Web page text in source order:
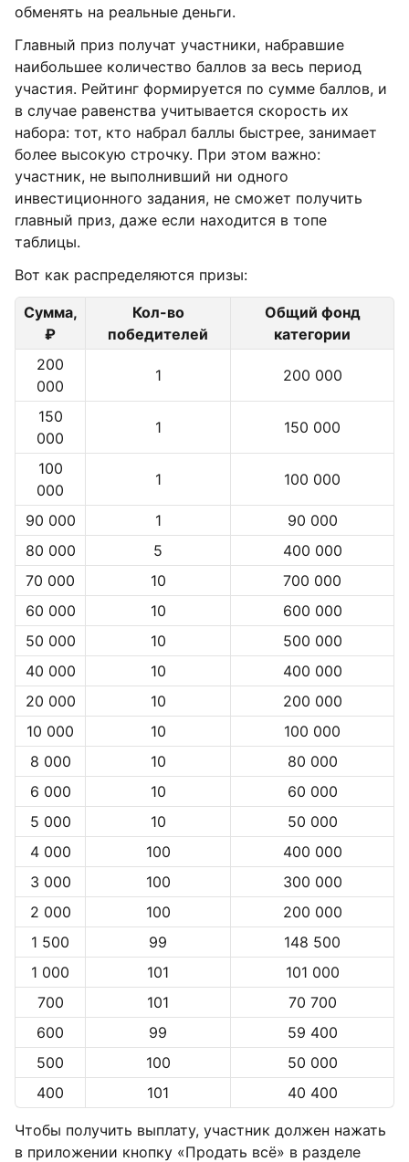
обменять на реальные деньги.
Главный приз получат участники, набравшие
наибольшее количество баллов за весь период
участия. Рейтинг формируется по сумме баллов, и
в случае равенства учитывается скорость их
набора: тот, кто набрал баллы быстрее, занимает
более высокую строчку. При этом важно:
участник, не выполнивший ни одного
инвестиционного задания, не сможет получить
главный приз, даже если находится в топе
таблицы.
Вот как распределяются призы:
Сумма,
₽
Кол-во
победителей
Общий фонд
категории
200
000
1 200 000
150
000
1 150 000
100
000
1 100 000
90 000 1
90 000
80 000
5
400 000
70 000
10
700 000
60 000
10
600 000
50 000
10
500 000
40 000
10
400 000
20 000
10
200 000
10 000
10
100 000
8 000
10
80 000
6 000
10
60 000
5 000
10
50 000
4 000
100
400 000
3 000
100
300 000
2 000
100
200 000
1 500
99
148 500
1 000
101
101 000
700
101
70 700
600
99
59 400
500
100
50 000
400
101 40 400
Чтобы получить выплату, участник должен нажать
в приложении кнопку «Продать всё» в разделе